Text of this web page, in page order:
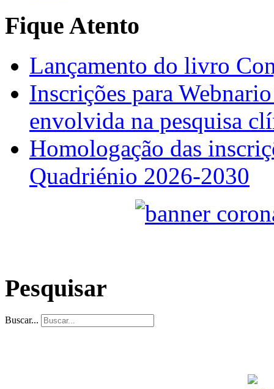
Fique Atento
Lançamento do livro
Inscrições para
envolvida na pesquisa
Homologação das
Quadriénio 2026-2030
Pesquisar
Buscar...